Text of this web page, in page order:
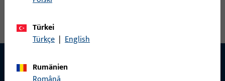
Türkei
Türkçe | English
Rumänien